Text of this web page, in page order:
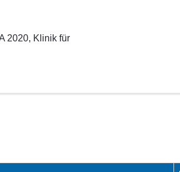
2020, Klinik für